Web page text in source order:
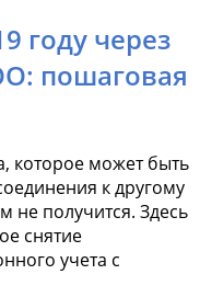
году через
пошаговая
которое может быть
к другому
не получится. Здесь
снятие
учета с